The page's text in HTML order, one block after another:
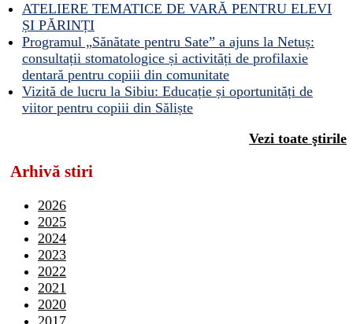
ATELIERE TEMATICE DE VARĂ PENTRU ELEVI
ȘI PĂRINȚI
Programul „Sănătate pentru Sate” a ajuns la Netuș:
consultații stomatologice și activități de profilaxie
dentară pentru copiii din comunitate
Vizită de lucru la Sibiu: Educație și oportunități de
viitor pentru copiii din Săliște
Vezi toate ştirile
Arhivă stiri
2026
2025
2024
2023
2022
2021
2020
2017